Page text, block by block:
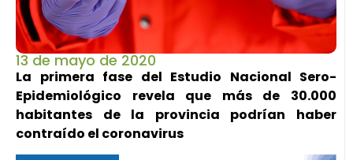
13 de mayo de 2020
La primera fase del Estudio Nacional Sero-
Epidemiológico revela que más de 30.000
habitantes de la provincia podrían haber
contraído el coronavirus